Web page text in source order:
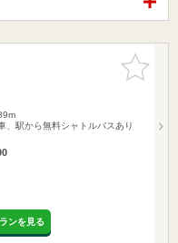
お気に入
りに追加
、駅から無料シャトルバスあり
ンを見る